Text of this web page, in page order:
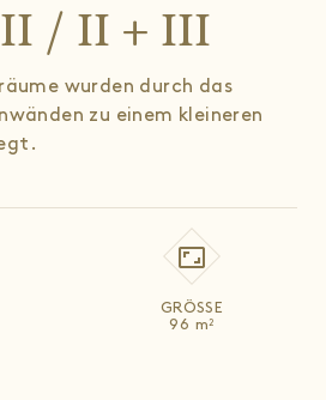
/ II + III
wurden durch das
zu einem kleineren
GRÖSSE
96 m2